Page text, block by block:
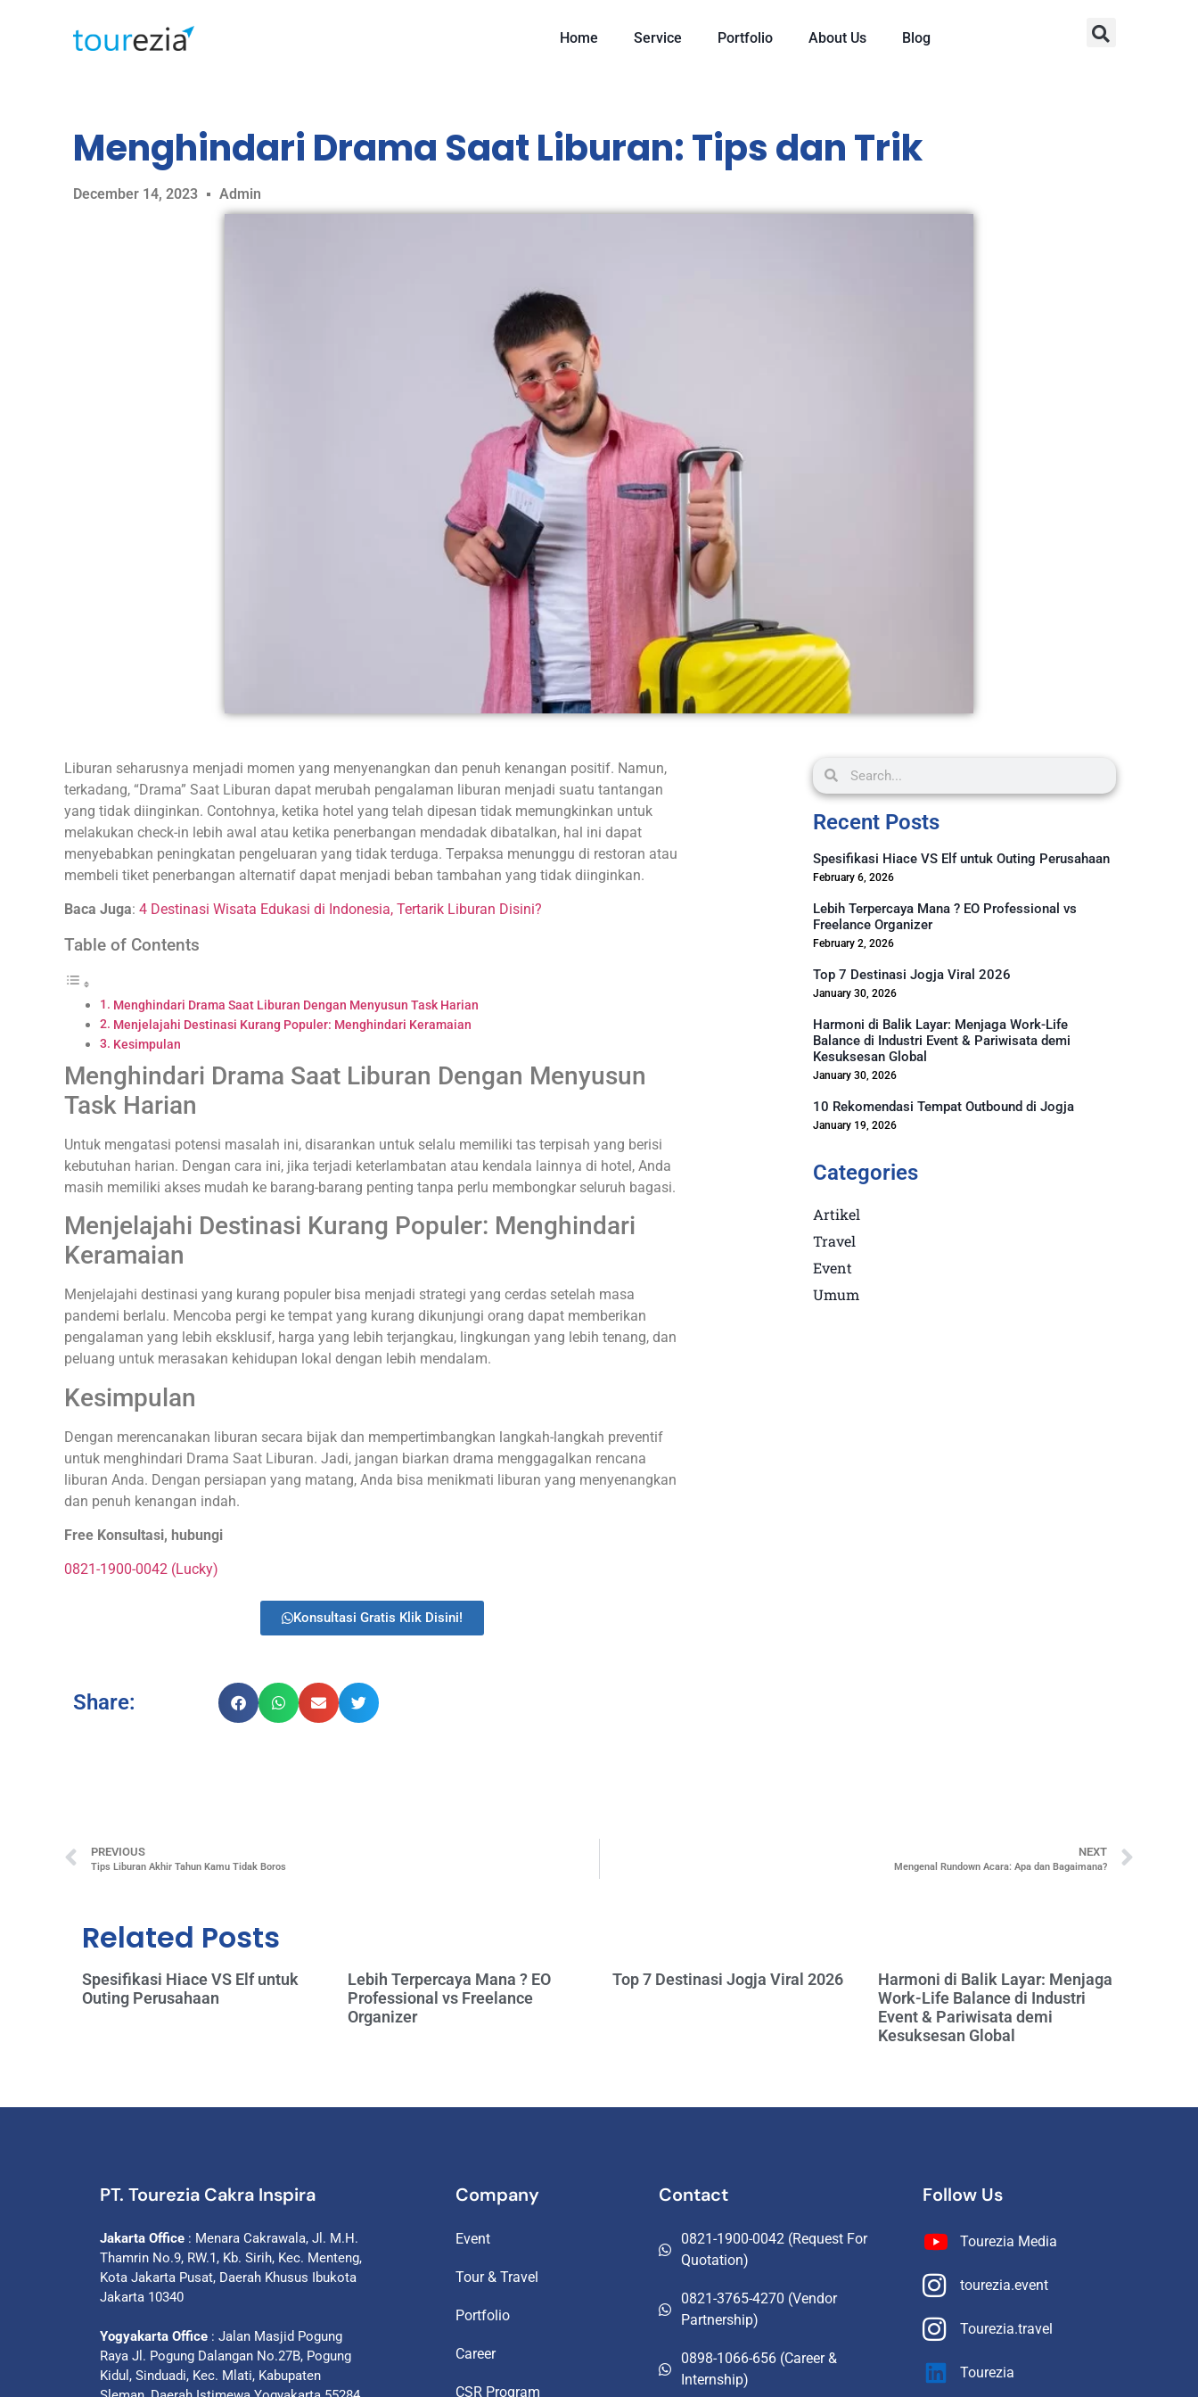
Home Service Portfolio About Us Blog
Menghindari Drama Saat Liburan: Tips dan Trik
December 14, 2023 Admin
Liburan seharusnya menjadi momen yang menyenangkan dan penuh kenangan positif. Namun,
terkadang, “Drama” Saat Liburan dapat merubah pengalaman liburan menjadi suatu tantangan
yang tidak diinginkan. Contohnya, ketika hotel yang telah dipesan tidak memungkinkan untuk
melakukan check-in lebih awal atau ketika penerbangan mendadak dibatalkan, hal ini dapat
menyebabkan peningkatan pengeluaran yang tidak terduga. Terpaksa menunggu di restoran atau
membeli tiket penerbangan alternatif dapat menjadi beban tambahan yang tidak diinginkan.
Baca Juga: 4 Destinasi Wisata Edukasi di Indonesia, Tertarik Liburan Disini?
Table of Contents
Menghindari Drama Saat Liburan Dengan Menyusun Task Harian
Menjelajahi Destinasi Kurang Populer: Menghindari Keramaian
Kesimpulan
Menghindari Drama Saat Liburan Dengan Menyusun
Task Harian
Untuk mengatasi potensi masalah ini, disarankan untuk selalu memiliki tas terpisah yang berisi
kebutuhan harian. Dengan cara ini, jika terjadi keterlambatan atau kendala lainnya di hotel, Anda
masih memiliki akses mudah ke barang-barang penting tanpa perlu membongkar seluruh bagasi.
Menjelajahi Destinasi Kurang Populer: Menghindari
Keramaian
Menjelajahi destinasi yang kurang populer bisa menjadi strategi yang cerdas setelah masa
pandemi berlalu. Mencoba pergi ke tempat yang kurang dikunjungi orang dapat memberikan
pengalaman yang lebih eksklusif, harga yang lebih terjangkau, lingkungan yang lebih tenang, dan
peluang untuk merasakan kehidupan lokal dengan lebih mendalam.
Kesimpulan
Dengan merencanakan liburan secara bijak dan mempertimbangkan langkah-langkah preventif
untuk menghindari Drama Saat Liburan. Jadi, jangan biarkan drama menggagalkan rencana
liburan Anda. Dengan persiapan yang matang, Anda bisa menikmati liburan yang menyenangkan
dan penuh kenangan indah.
Free Konsultasi, hubungi
0821-1900-0042 (Lucky)
Konsultasi Gratis Klik Disini!
Share:
Recent Posts
Spesifikasi Hiace VS Elf untuk Outing Perusahaan
February 6, 2026
Lebih Terpercaya Mana ? EO Professional vs
Freelance Organizer
February 2, 2026
Top 7 Destinasi Jogja Viral 2026
January 30, 2026
Harmoni di Balik Layar: Menjaga Work-Life
Balance di Industri Event & Pariwisata demi
Kesuksesan Global
January 30, 2026
10 Rekomendasi Tempat Outbound di Jogja
January 19, 2026
Categories
Artikel
Travel
Event
Umum
PREVIOUS
Tips Liburan Akhir Tahun Kamu Tidak Boros
NEXT
Mengenal Rundown Acara: Apa dan Bagaimana?
Related Posts
Spesifikasi Hiace VS Elf untuk
Outing Perusahaan
Lebih Terpercaya Mana ? EO
Professional vs Freelance
Organizer
Top 7 Destinasi Jogja Viral 2026
Harmoni di Balik Layar: Menjaga
Work-Life Balance di Industri
Event & Pariwisata demi
Kesuksesan Global
PT. Tourezia Cakra Inspira
Jakarta Office : Menara Cakrawala, Jl. M.H.
Thamrin No.9, RW.1, Kb. Sirih, Kec. Menteng,
Kota Jakarta Pusat, Daerah Khusus Ibukota
Jakarta 10340
Yogyakarta Office : Jalan Masjid Pogung
Raya Jl. Pogung Dalangan No.27B, Pogung
Kidul, Sinduadi, Kec. Mlati, Kabupaten
Company
Event
Tour & Travel
Portfolio
Career
CSR Program
Contact
0821-1900-0042 (Request For
Quotation)
0821-3765-4270 (Vendor
Partnership)
0898-1066-656 (Career &
Internship)
Follow Us
Tourezia Media
tourezia.event
Tourezia.travel
Tourezia